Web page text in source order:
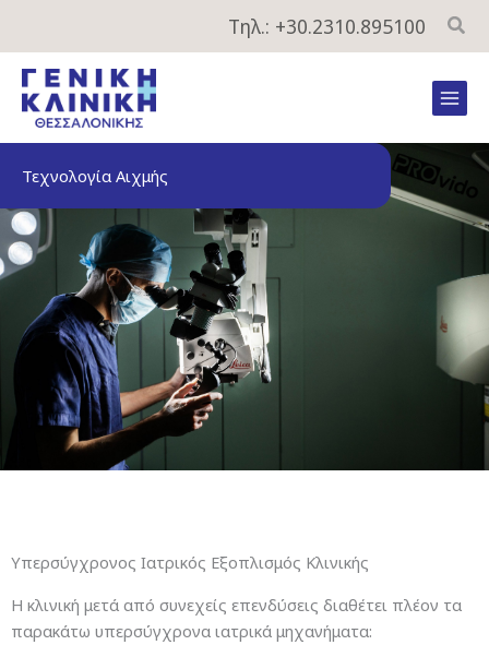
περιεχόμενο
Τηλ.: +30.2310.895100
Τεχνολογία Αιχμής
Υπερσύγχρονος Ιατρικός Εξοπλισμός Κλινικής
Η κλινική μετά από συνεχείς επενδύσεις διαθέτει πλέον τα
παρακάτω υπερσύγχρονα ιατρικά μηχανήματα: